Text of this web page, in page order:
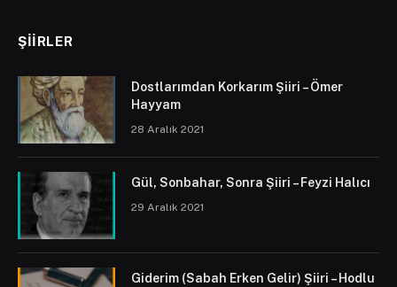
ŞIIRLER
Dostlarımdan Korkarım Şiiri – Ömer
Hayyam
28 Aralık 2021
Gül, Sonbahar, Sonra Şiiri – Feyzi Halıcı
29 Aralık 2021
Giderim (Sabah Erken Gelir) Şiiri – Hodlu